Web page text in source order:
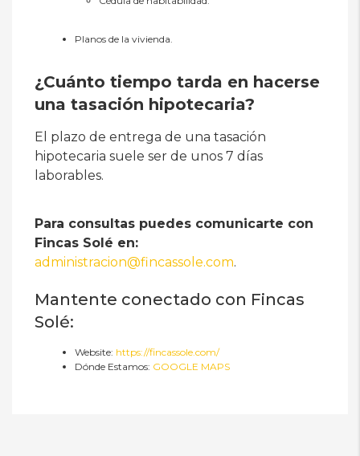
Planos de la vivienda.
¿Cuánto tiempo tarda en hacerse
una tasación hipotecaria?
El plazo de entrega de una tasación
hipotecaria suele ser de unos 7 días
laborables.
Para consultas puedes comunicarte con
Fincas Solé en:
administracion@fincassole.com.
Mantente conectado con Fincas
Solé:
Website: https://fincassole.com/
Dónde Estamos: GOOGLE MAPS